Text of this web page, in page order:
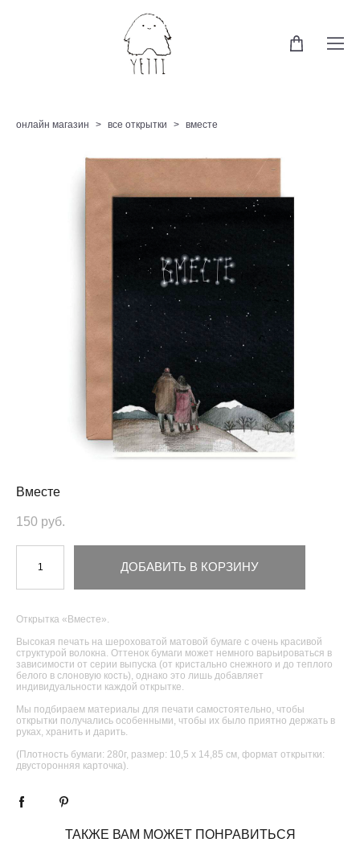
онлайн магазин > все открытки > вместе
Вместе
150 pуб.
ДОБАВИТЬ В КОРЗИНУ
Открытка «Вместе».
Высокая печать на шероховатой матовой бумаге с очень красивой
структурой волокна. Оттенок бумаги может немного варьироваться в
зависимости от серии выпуска (от кристально снежного и до теплого
белого в слоновую кость), однако это лишь добавляет
индивидуальности каждой открытке.
Мы подбираем материалы для печати самостоятельно, чтобы
открытки получались особенными, чтобы их было приятно держать в
руках, хранить и дарить.
(Плотность бумаги: 280г, размер: 10,5 х 14,85 см, формат открытки:
двусторонняя карточка).
ТАКЖЕ ВАМ МОЖЕТ ПОНРАВИТЬСЯ